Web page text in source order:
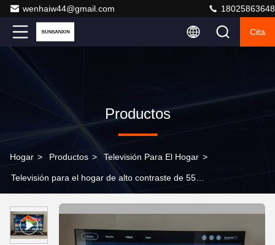
wenhaiw44@gmail.com 18025863648
Cita
Productos
Hogar > Productos > Televisión Para El Hogar >
Televisión para el hogar de alto contraste de 55